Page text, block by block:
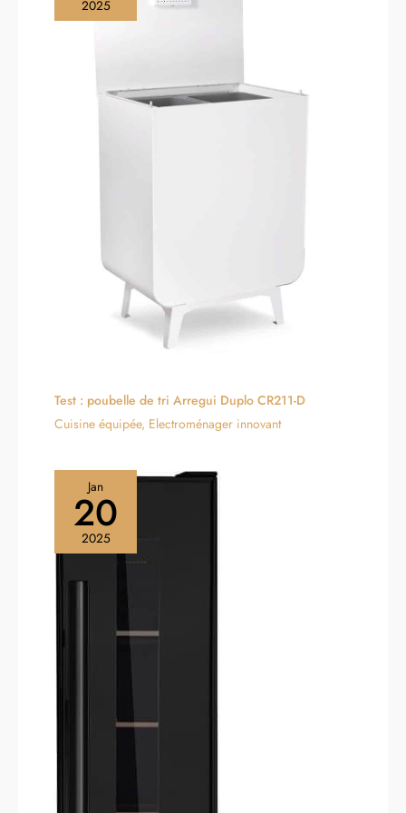
grâce à un clavier clair. La
éclairent clairement la zone
2025
Test : poubelle de tri Arregui Duplo CR211-D
Cuisine équipée, Electroménager innovant
Jan
20
2025